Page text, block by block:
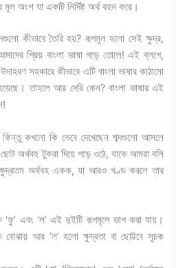
অংশ যা একটি নির্দিষ্ট অর্থ বহন করে।
কীভাবে তৈরি হয়? রূপমূল হলো সেই ক্ষুদ্র,
প্রিয় বাংলা ভাষা গড়ে তোলে! এই ব্লগে,
সহকারে কীভাবে এটি বাংলা ভাষার কাঠামো
তাহলে আর দেরি কেন? বাংলা ভাষার এই
কখনো কি ভেবে দেখেছেন শব্দগুলো আসলে
অর্থবহ টুকরা দিয়ে গড়ে ওঠে, যাকে আমরা বলি
অর্থবহ একক, যা আরও খণ্ড করলে তার
‘ফু’ এবং ‘ল’ এই দুইটি রূপমূলে ভাগ করা যায়।
আর ‘ল’ হলো ক্ষুদ্রতা বা ছোট্টবে সূচক